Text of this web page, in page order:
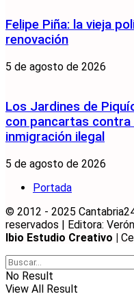
Felipe Piña: la vieja
renovación
5 de agosto de 2026
Los Jardines de
con pancartas contra
inmigración ilegal
5 de agosto de 2026
Portada
© 2012 - 2025
reservados | Editora:
Ibio Estudio Creativo |
No Result
View All Result